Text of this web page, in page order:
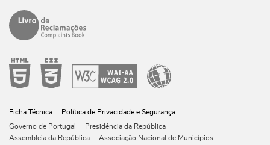
Ficha Técnica
Política de Privacidade e Segurança
Governo de Portugal
Presidência da República
Assembleia da República
Associação Nacional de Municípios